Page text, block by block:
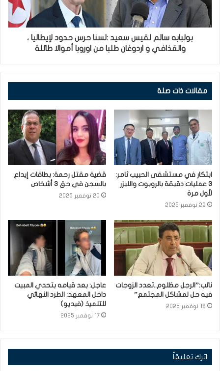
بولبابه سالم لقيس سعيد :لسنا حرس حدود لإيطاليا ،
والقذافي و اردوغان طلبا من اوروبا أموالا طائلة
مقالات ذات صلة
ابتكار في مستشفى الحبيب ثامر:
3 عمليات دقيقة بالروبوت والليزر
لأول مرة
22 نوفمبر 2025
قضية مقتل رحمة: بطاقات إيداع
بالسجن في حق 3 أشخاص
20 نوفمبر 2025
نائب:”الرجل مظلوم..تعدد الزوجات
فيه حل لمشاكل المجتمع”
18 نوفمبر 2025
عاجل: بعد قيامه بتحدي المبيت
داخل المعهد: الطرد النهائي
للتلميذ (فيديو)
17 نوفمبر 2025
اترك تعليقاً